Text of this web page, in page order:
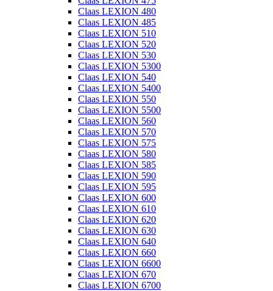
Claas LEXION 480
Claas LEXION 485
Claas LEXION 510
Claas LEXION 520
Claas LEXION 530
Claas LEXION 5300
Claas LEXION 540
Claas LEXION 5400
Claas LEXION 550
Claas LEXION 5500
Claas LEXION 560
Claas LEXION 570
Claas LEXION 575
Claas LEXION 580
Claas LEXION 585
Claas LEXION 590
Claas LEXION 595
Claas LEXION 600
Claas LEXION 610
Claas LEXION 620
Claas LEXION 630
Claas LEXION 640
Claas LEXION 660
Claas LEXION 6600
Claas LEXION 670
Claas LEXION 6700